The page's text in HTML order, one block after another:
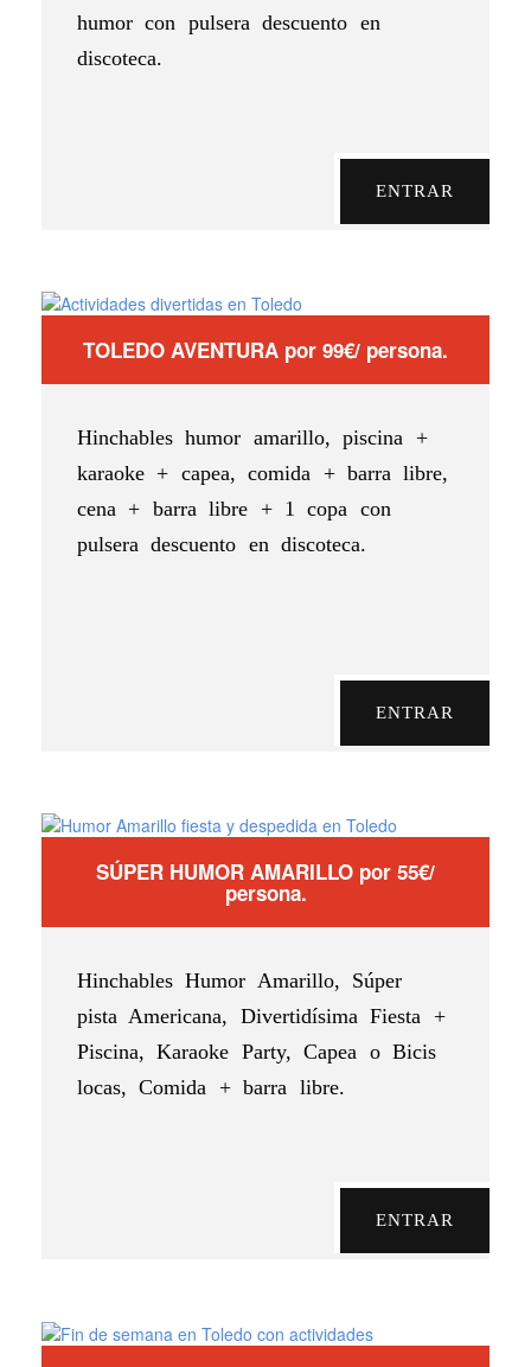
humor con pulsera descuento en
discoteca.
ENTRAR
TOLEDO AVENTURA por 99€/ persona.
Hinchables humor amarillo, piscina +
karaoke + capea, comida + barra libre,
cena + barra libre + 1 copa con
pulsera descuento en discoteca.
ENTRAR
SÚPER HUMOR AMARILLO por 55€/
persona.
Hinchables Humor Amarillo, Súper
pista Americana, Divertidísima Fiesta +
Piscina, Karaoke Party, Capea o Bicis
locas, Comida + barra libre.
ENTRAR